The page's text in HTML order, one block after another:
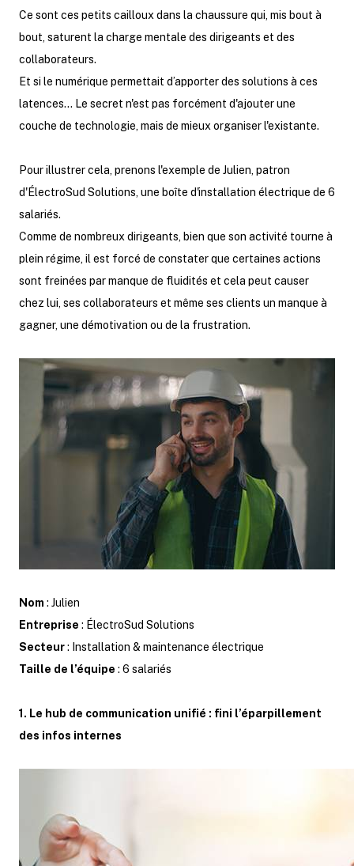
Ce sont ces petits cailloux dans la chaussure qui, mis bout à
bout, saturent la charge mentale des dirigeants et des
collaborateurs.
Et si le numérique permettait d’apporter des solutions à ces
latences… Le secret n'est pas forcément d'ajouter une
couche de technologie, mais de mieux organiser l'existante.
Pour illustrer cela, prenons l'exemple de Julien, patron
d'ÉlectroSud Solutions, une boîte d'installation électrique de 6
salariés.
Comme de nombreux dirigeants, bien que son activité tourne à
plein régime, il est forcé de constater que certaines actions
sont freinées par manque de fluidités et cela peut causer
chez lui, ses collaborateurs et même ses clients un manque à
gagner, une démotivation ou de la frustration.
Nom : Julien
Entreprise : ÉlectroSud Solutions
Secteur: Installation & maintenance électrique
Taille de l’équipe : 6 salariés
1. Le hub de communication unifié : fini l’éparpillement
des infos internes